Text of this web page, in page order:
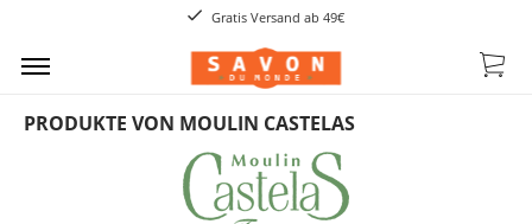
Gratis Versand ab 49€
PRODUKTE VON MOULIN CASTELAS